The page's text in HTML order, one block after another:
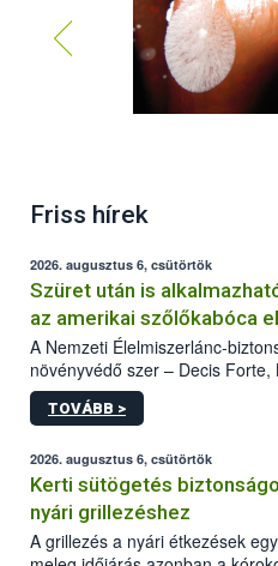
Friss hírek
2026. augusztus 6, csütörtök
Szüret után is
az amerikai szőlőkabóca
A Nemzeti Élelmiszerlánc-
növényvédő szer – Decis
engedélyokiratát módosította,
egészen a vesszőérettség
érésű szőlőkben is legyen
védekezésre. Az Oroganic
felhasználók számára is
engedélyezett.
TOVÁBB >
2026. augusztus 6, csütörtök
Kerti sütögetés
nyári grillezéshez
A grillezés a nyári étkezések